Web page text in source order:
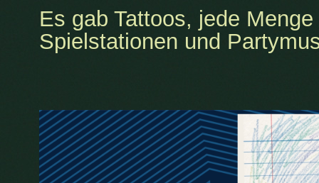
Es gab Tattoos, jede
Spielstationen und